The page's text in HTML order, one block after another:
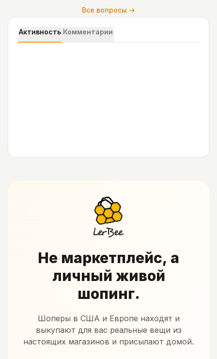
Все вопросы →
Активность Комментарии
Не маркетплейс, а
личный живой
шопинг.
Шоперы в США и Европе находят и
выкупают для вас реальные вещи из
настоящих магазинов и присылают домой.